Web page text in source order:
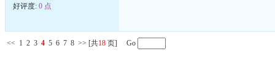
好评度: 0 点
<< 1 2 3 4 5 6 7 8 >> [共18 页] Go